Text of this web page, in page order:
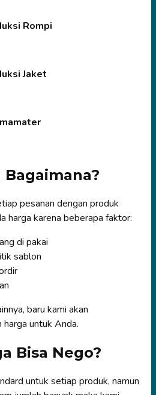
Rompi
Jaket
pesanan dengan produk
harga karena beberapa faktor:
di pakai
sablon
baru kami akan
untuk Anda.
Bisa Nego?
untuk setiap produk, namun